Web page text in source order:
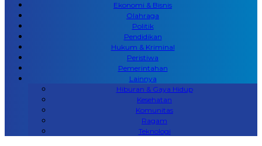
Ekonomi & Bisnis
Olahraga
Politik
Pendidikan
Hukum & Kriminal
Peristiwa
Pemerintahan
Lainnya
Hiburan & Gaya Hidup
Kesehatan
Komunitas
Ragam
Teknologi